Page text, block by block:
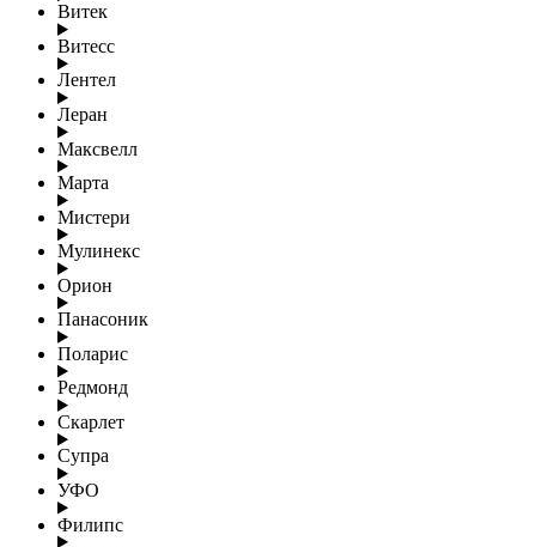
Витек
Витесс
Лентел
Леран
Максвелл
Марта
Мистери
Мулинекс
Орион
Панасоник
Поларис
Редмонд
Скарлет
Супра
УФО
Филипс